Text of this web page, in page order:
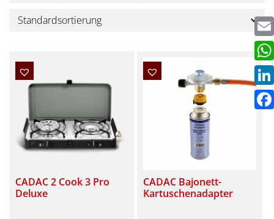
CADAC 2 Cook 3 Pro
Deluxe
CADAC Bajonett-
Kartuschenadapter